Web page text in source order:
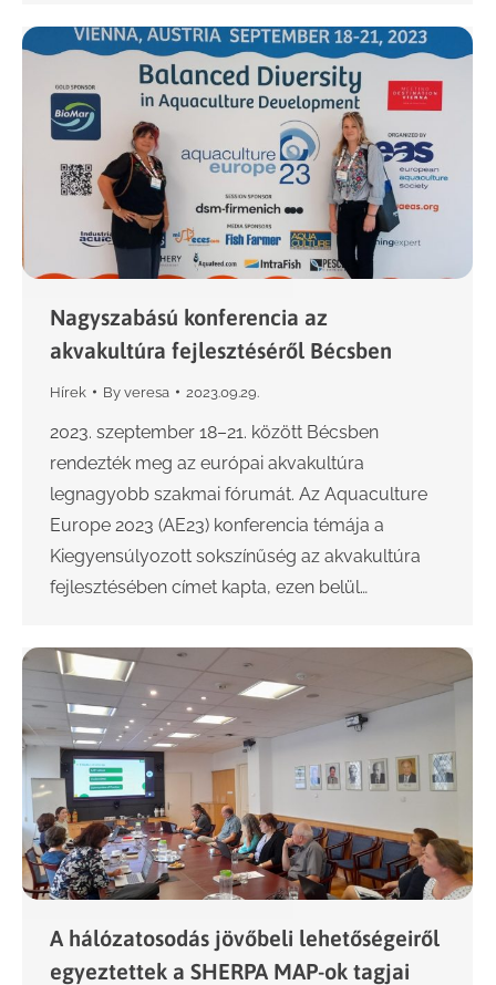
Nagyszabású konferencia az
akvakultúra fejlesztéséről Bécsben
Hírek By veresa 2023.09.29.
2023. szeptember 18–21. között Bécsben
rendezték meg az európai akvakultúra
legnagyobb szakmai fórumát. Az Aquaculture
Europe 2023 (AE23) konferencia témája a
Kiegyensúlyozott sokszínűség az akvakultúra
fejlesztésében címet kapta, ezen belül…
A hálózatosodás jövőbeli lehetőségeiről
egyeztettek a SHERPA MAP-ok tagjai